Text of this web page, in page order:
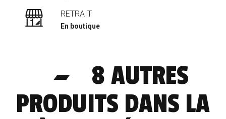
RETRAIT
En boutique
8 AUTRES
PRODUITS DANS LA